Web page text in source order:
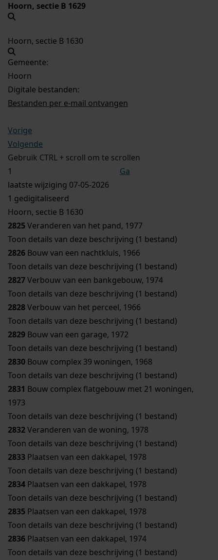
Hoorn, sectie B 1629
Hoorn, sectie B 1630
Gemeente:
Hoorn
Digitale bestanden:
Bestanden per e-mail ontvangen
Vorige
Volgende
Gebruik CTRL + scroll om te scrollen
Ga
laatste wijziging 07-05-2026
1 gedigitaliseerd
Hoorn, sectie B 1630
2825Veranderen van het pand, 1977
Toon details van deze beschrijving (1 bestand)
2826 Bouw van een nachtkluis, 1966
Toon details van deze beschrijving (1 bestand)
2827Verbouw van een bankgebouw, 1974
Toon details van deze beschrijving (1 bestand)
2828Verbouw van het perceel, 1966
Toon details van deze beschrijving (1 bestand)
2829 Bouw van een garage, 1972
Toon details van deze beschrijving (1 bestand)
2830 Bouw complex 39 woningen, 1968
Toon details van deze beschrijving (1 bestand)
2831 Bouw complex flatgebouw met 21 woningen,
1973
Toon details van deze beschrijving (1 bestand)
2832Veranderen van de woning, 1978
Toon details van deze beschrijving (1 bestand)
2833 Plaatsen van een dakkapel, 1978
Toon details van deze beschrijving (1 bestand)
2834 Plaatsen van een dakkapel, 1978
Toon details van deze beschrijving (1 bestand)
2835 Plaatsen van een dakkapel, 1978
Toon details van deze beschrijving (1 bestand)
2836 Plaatsen van een dakkapel, 1974
Toon details van deze beschrijving (1 bestand)